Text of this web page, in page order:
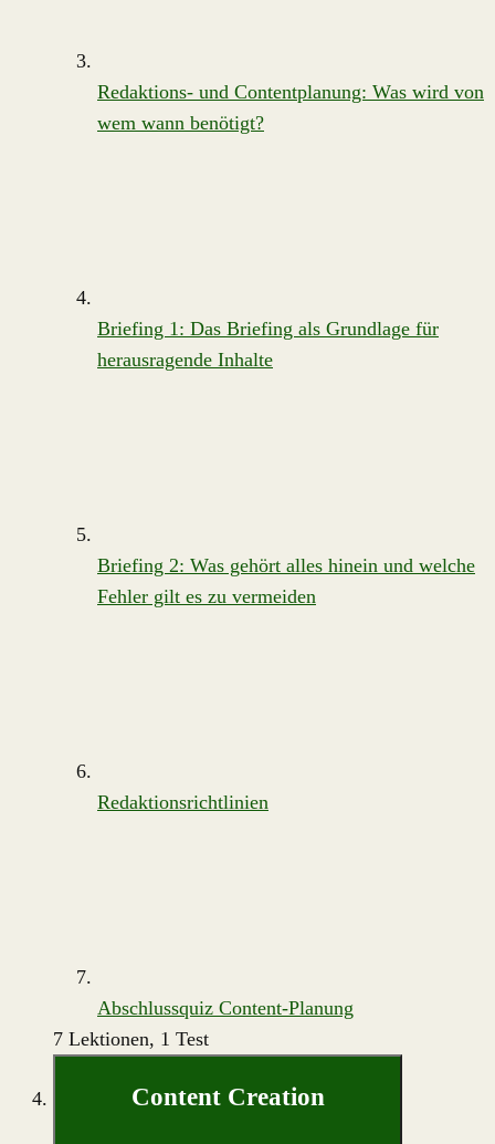
Redaktions- und Contentplanung: Was wird von
wem wann benötigt?
Briefing 1: Das Briefing als Grundlage für
herausragende Inhalte
Briefing 2: Was gehört alles hinein und welche
Fehler gilt es zu vermeiden
Redaktionsrichtlinien
Abschlussquiz Content-Planung
7 Lektionen, 1 Test
Content Creation